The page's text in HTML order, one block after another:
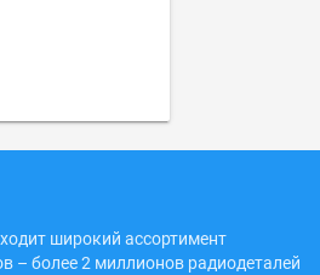
широкий ассортимент
– более 2 миллионов радиодеталей